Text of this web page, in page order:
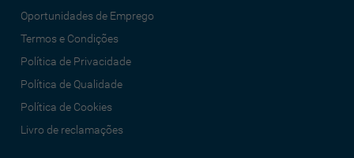
Oportunidades de Emprego
Termos e Condições
Política de Privacidade
Política de Qualidade
Política de Cookies
Livro de reclamações